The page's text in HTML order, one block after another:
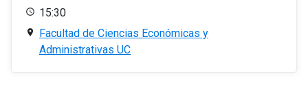
15:30
Facultad de Ciencias Económicas y
Administrativas UC